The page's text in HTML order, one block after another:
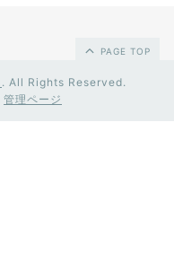
PAGE TOP
. All Rights Reserved.
管理ページ